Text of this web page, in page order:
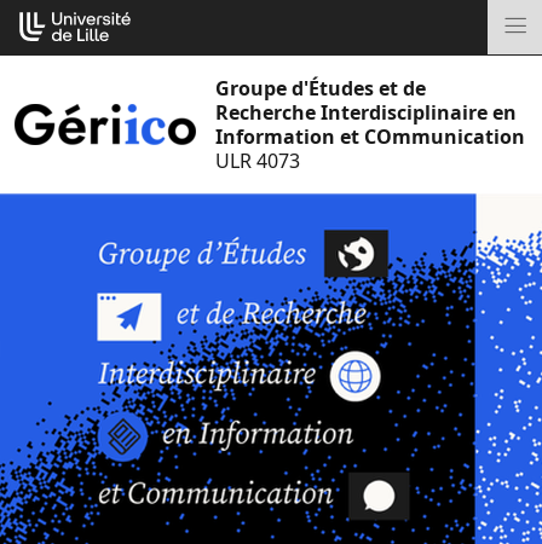
Aller
au
Groupe d'Études et de
Recherche Interdisciplinaire en
Information et COmmunication
ULR 4073
Cookies management panel